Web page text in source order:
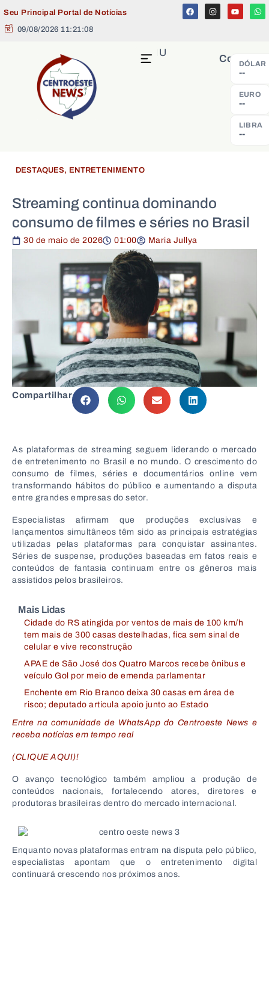
Seu Principal Portal de Notícias
09/08/2026 11:21:08
Cotação
DÓLAR
--
EURO
--
LIBRA
--
MENU
DESTAQUES, ENTRETENIMENTO
Streaming continua dominando
consumo de filmes e séries no Brasil
30 de maio de 2026 01:00 Maria Jullya
Compartilhar
As plataformas de streaming seguem liderando o mercado
de entretenimento no Brasil e no mundo. O crescimento do
consumo de filmes, séries e documentários online vem
transformando hábitos do público e aumentando a disputa
entre grandes empresas do setor.
Especialistas afirmam que produções exclusivas e
lançamentos simultâneos têm sido as principais estratégias
utilizadas pelas plataformas para conquistar assinantes.
Séries de suspense, produções baseadas em fatos reais e
conteúdos de fantasia continuam entre os gêneros mais
assistidos pelos brasileiros.
Mais Lidas
Cidade do RS atingida por ventos de mais de 100 km/h
tem mais de 300 casas destelhadas, fica sem sinal de
celular e vive reconstrução
APAE de São José dos Quatro Marcos recebe ônibus e
veículo Gol por meio de emenda parlamentar
Enchente em Rio Branco deixa 30 casas em área de
risco; deputado articula apoio junto ao Estado
Entre na comunidade de WhatsApp do Centroeste News e
receba notícias em tempo real
(CLIQUE AQUI)!
O avanço tecnológico também ampliou a produção de
conteúdos nacionais, fortalecendo atores, diretores e
produtoras brasileiras dentro do mercado internacional.
Enquanto novas plataformas entram na disputa pelo público,
especialistas apontam que o entretenimento digital
continuará crescendo nos próximos anos.